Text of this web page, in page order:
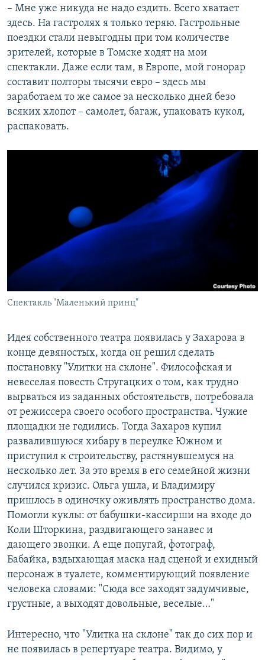
– Мне уже никуда не надо ездить. Всего хватает
здесь. На гастролях я только теряю. Гастрольные
поездки стали невыгодны при том количестве
зрителей, которые в Томске ходят на мои
спектакли. Даже если там, в Европе, мой гонорар
составит полторы тысячи евро – здесь мы
заработаем то же самое за несколько дней безо
всяких хлопот – самолет, багаж, упаковать кукол,
распаковать.
Спектакль "Маленький принц"
Идея собственного театра появилась у Захарова в
конце девяностых, когда он решил сделать
постановку "Улитки на склоне". Философская и
невеселая повесть Стругацких о том, как трудно
вырваться из заданных обстоятельств, потребовала
от режиссера своего особого пространства. Чужие
площадки не годились. Тогда Захаров купил
развалившуюся хибару в переулке Южном и
приступил к строительству, растянувшемуся на
несколько лет. За это время в его семейной жизни
случился кризис. Ольга ушла, и Владимиру
пришлось в одиночку оживлять пространство дома.
Помогли куклы: от бабушки-кассирши на входе до
Коли Шторкина, раздвигающего занавес и
дающего звонки. А еще попугай, фотограф,
Бабайка, вздыхающая маска над сценой и ехидный
персонаж в туалете, комментирующий появление
человека словами: "Сюда все заходят задумчивые,
грустные, а выходят довольные, веселые…"
Интересно, что "Улитка на склоне" так до сих пор и
не появилась в репертуаре театра. Видимо, у